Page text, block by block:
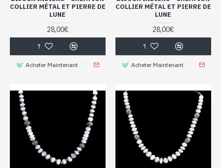
COLLIER MÉTAL ET PIERRE DE
LUNE
28,00€
Acheter Maintenant
COLLIER MÉTAL ET PIERRE DE
LUNE
28,00€
Acheter Maintenant